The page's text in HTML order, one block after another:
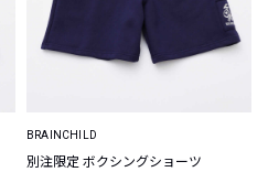
BRAINCHILD
別注限定 ボクシングショーツ